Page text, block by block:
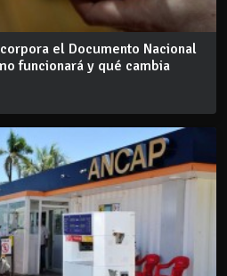
el Documento Nacional
funcionará y qué cambia